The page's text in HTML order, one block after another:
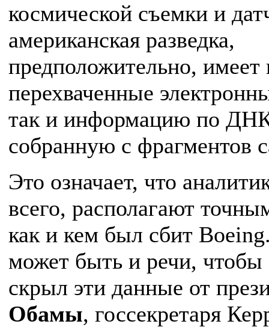
космической съемки и
американская разведка,
предположительно, имеет
перехваченные
так и информацию по
собранную с фрагментов
Это означает, что
всего, располагают
как и кем был сбит
может быть и речи, чтобы
скрыл эти данные от
Обамы, госсекретаря